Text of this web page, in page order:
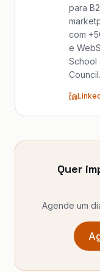
para
com
e
School
Council.
Quer
Agende um